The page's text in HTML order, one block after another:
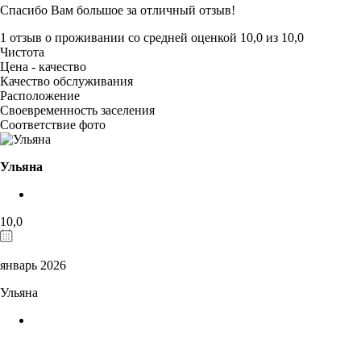
Спасибо Вам большое за отличный отзыв!
1 отзыв о проживании со средней оценкой 10,0 из 10,0
Чистота
Цена - качество
Качество обслуживания
Расположение
Своевременность заселения
Соответствие фото
Ульяна
10,0
январь 2026
Ульяна